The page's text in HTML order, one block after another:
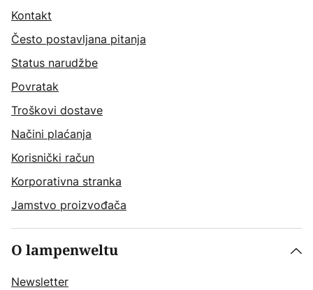
Kontakt
Često postavljana pitanja
Status narudžbe
Povratak
Troškovi dostave
Načini plaćanja
Korisnički račun
Korporativna stranka
Jamstvo proizvođača
O lampenweltu
Newsletter